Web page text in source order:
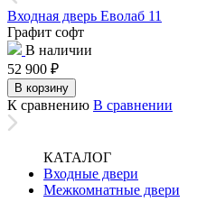
Входная дверь Еволаб 11
Графит софт
В наличии
52 900 ₽
В корзину
К сравнению В сравнении
КАТАЛОГ
Входные двери
Межкомнатные двери